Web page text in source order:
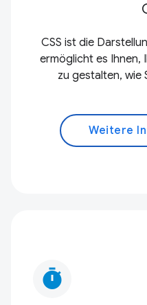
CSS ist die
ermöglicht es Ihnen,
zu gestalten, wie
Weitere
timer